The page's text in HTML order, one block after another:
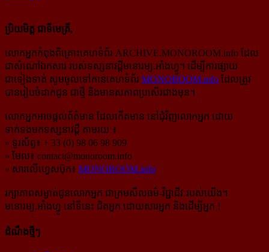
ប្រិយមិត្ត ជាទីមេត្រី,
លោកអ្នកកំពុងពិគ្រោះគេហទំព័រ ARCHIVE.MONOROOM.info ដែល
ជាសំណៅឯកសារ របស់ទស្សនាវដ្ដីមនោរម្យ.អាំងហ្វូ។ ដើម្បីការផ្សាយ
ជាទៀងទាត់ សូមចូលទៅកាន់​គេហទំព័រ MONOROOM.info ដែលត្រូវ
បានរៀបចំដាក់ជូន ជាថ្មី និងមានសភាពប្រសើរជាងមុន។
លោកអ្នកអាចផ្ដល់ព័ត៌មាន ដែលកើតមាន នៅជុំវិញលោកអ្នក ដោយ
ទាក់ទងមកទស្សនាវដ្ដី តាមរយៈ៖
» ទូរស័ព្ទ៖ + 33 (0) 98 06 98 909
» មែល៖ contact@monoroom.info
» សារលើហ្វេសប៊ុក៖ MONOROOM.info
រក្សាភាពសម្ងាត់ជូនលោកអ្នក ជាក្រមសីលធម៌-​វិជ្ជាជីវៈ​របស់យើង។
មនោរម្យ.អាំងហ្វូ នៅទីនេះ ជិតអ្នក ដោយសារអ្នក និងដើម្បីអ្នក !
ដំណឹងថ្មីៗ